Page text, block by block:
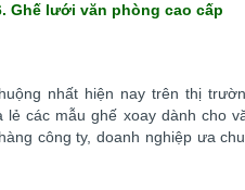
Ghế lưới văn phòng cao cấp
nhất hiện nay trên thị
lẻ các mẫu ghế xoay dành cho
công ty, doanh nghiệp ưa